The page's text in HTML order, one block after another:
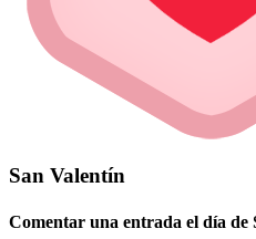
San Valentín
Comentar una entrada el día de